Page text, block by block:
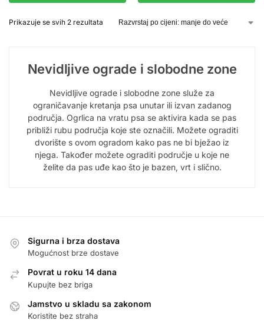
Prikazuje se svih 2 rezultata
Nevidljive ograde i slobodne zone
Nevidljive ograde i slobodne zone služe za
ograničavanje kretanja psa unutar ili izvan zadanog
područja. Ogrlica na vratu psa se aktivira kada se pas
približi rubu područja koje ste označili. Možete ograditi
dvorište s ovom ogradom kako pas ne bi bježao iz
njega. Također možete ograditi područje u koje ne
želite da pas uđe kao što je bazen, vrt i slično.
Sigurna i brza dostava
Mogućnost brze dostave
Povrat u roku 14 dana
Kupujte bez briga
Jamstvo u skladu sa zakonom
Koristite bez straha